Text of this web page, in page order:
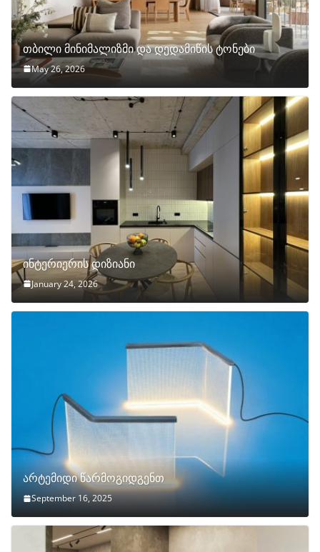
თბილი მინიმალიზმი და დედამიწის ტონები
May 26, 2026
ინტერიერის დიზიანი
January 24, 2026
არტემიდი წარმოგიდგენთ
September 16, 2025